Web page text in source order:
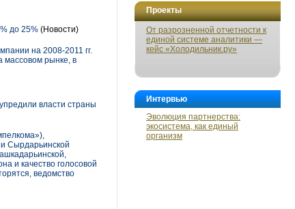
Проекты
От разрозненной отчетности к
единой системе аналитики —
кейс «Холодильник.ру»
Интервью
Эволюция партнерства:
экосистема, как единый
организм
до 25% (Новости)
на 2008-2011 гг.
массовом рынке, в
власти страны
Сырдарьинской
и качество голосовой
ведомство